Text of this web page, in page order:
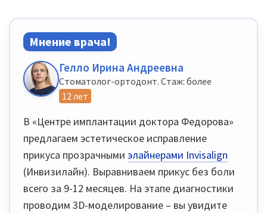
Мнение врача!
Гелло Ирина Андреевна
Стоматолог-ортодонт. Стаж: более
12 лет
В «Центре имплантации доктора Федорова»
предлагаем эстетическое исправление
прикуса прозрачными элайнерами Invisalign
(Инвизилайн). Выравниваем прикус без боли
всего за 9-12 месяцев. На этапе диагностики
проводим 3D-моделирование – вы увидите